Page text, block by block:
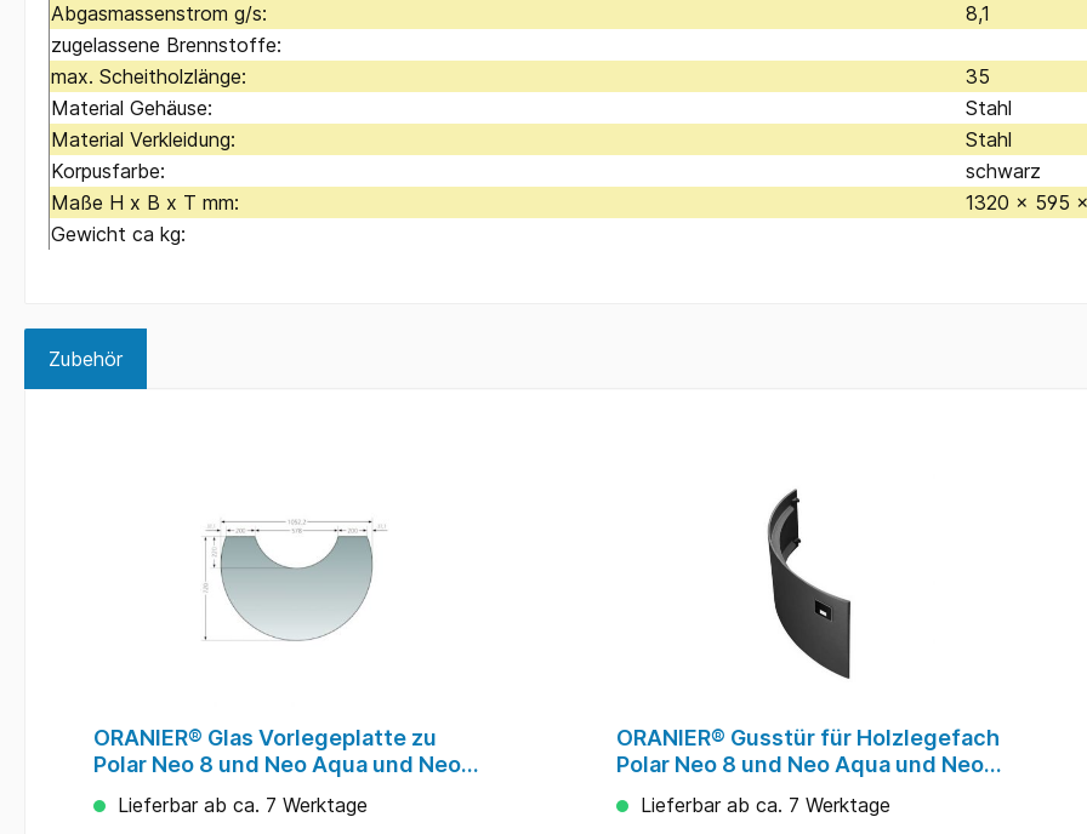
Abgasmassenstrom g/s:
8,1
zugelassene Brennstoffe:
max. Scheitholzlänge:
35
Material Gehäuse:
Stahl
Material Verkleidung:
Stahl
Korpusfarbe:
schwarz
Maße H x B x T mm:
1320 x 595
Gewicht ca kg:
Zubehör
ORANIER® Glas Vorlegeplatte zu
Polar Neo 8 und Neo Aqua und Neo
W+
Lieferbar ab ca. 7 Werktage
ORANIER® Gusstür für Holzlegefach
Polar Neo 8 und Neo Aqua und Neo
W+
Lieferbar ab ca. 7 Werktage